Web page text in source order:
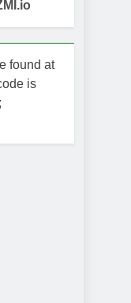
found at
is